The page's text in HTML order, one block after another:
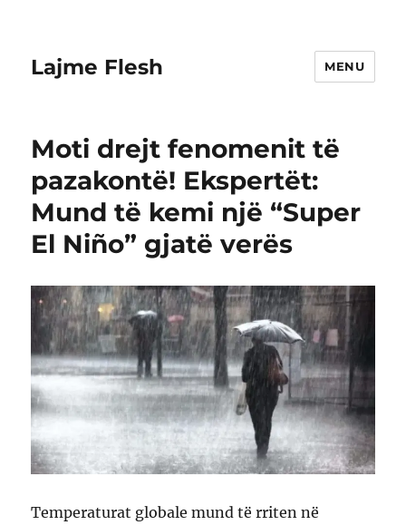
Lajme Flesh MENU
Moti drejt fenomenit të
pazakontë! Ekspertët:
Mund të kemi një “Super
El Niño” gjatë verës
Temperaturat globale mund të rriten në